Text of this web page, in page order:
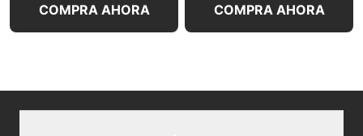
COMPRA AHORA COMPRA AHORA